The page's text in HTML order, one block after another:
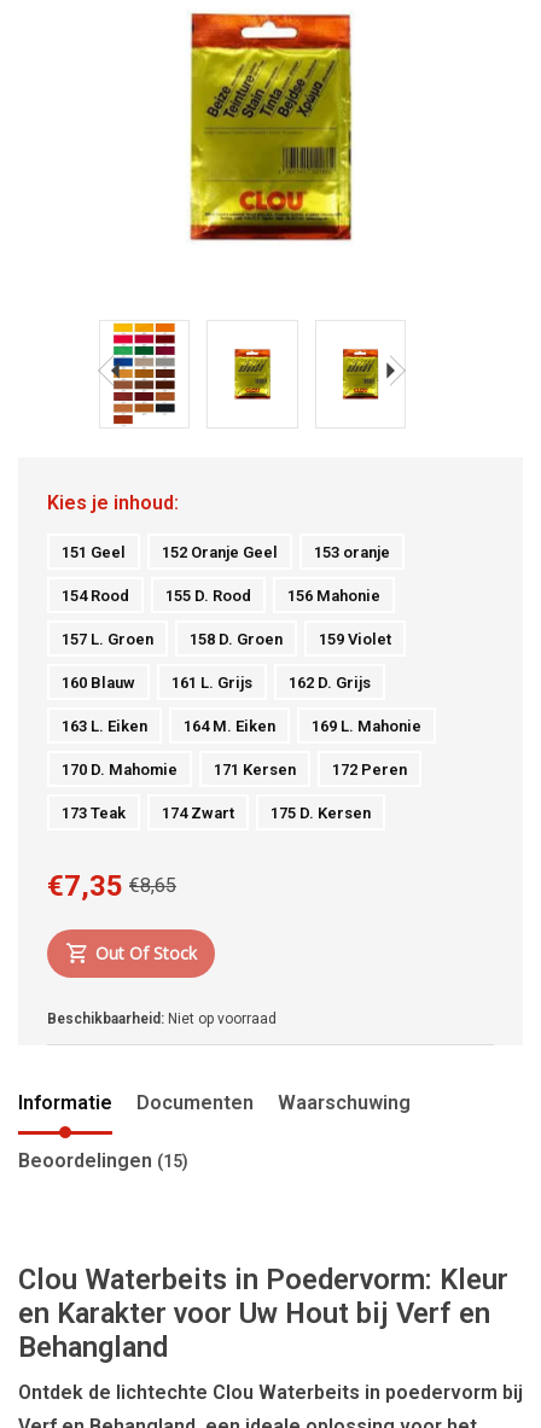
Kies je inhoud:
151 Geel 152 Oranje Geel 153 oranje
154 Rood 155 D. Rood 156 Mahonie
157 L. Groen 158 D. Groen 159 Violet
160 Blauw 161 L. Grijs 162 D. Grijs
163 L. Eiken 164 M. Eiken 169 L. Mahonie
170 D. Mahomie 171 Kersen 172 Peren
173 Teak 174 Zwart 175 D. Kersen
€8,65
€7,35
Out Of Stock
Beschikbaarheid: Niet op voorraad
Informatie Documenten Waarschuwing
Beoordelingen (15)
Clou Waterbeits in Poedervorm: Kleur
en Karakter voor Uw Hout bij Verf en
Behangland
Ontdek de lichtechte Clou Waterbeits in poedervorm bij